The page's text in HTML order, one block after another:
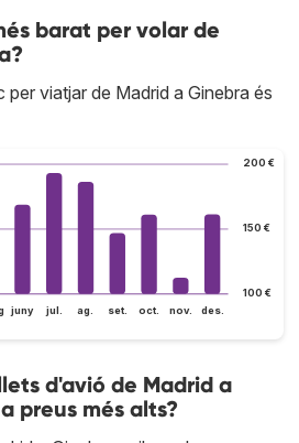
barat per volar de
per viatjar de Madrid a Ginebra és
100 €
150 €
200 €
juny jul. ag. set. oct. nov. des.
d'avió de Madrid a
preus més alts?